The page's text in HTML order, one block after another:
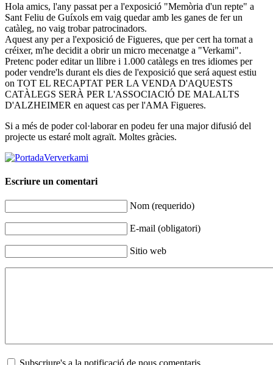
Hola amics, l'any passat per a l'exposició "Memòria d'un repte" a
Sant Feliu de Guíxols em vaig quedar amb les ganes de fer un
catàleg, no vaig trobar patrocinadors.
Aquest any per a l'exposició de Figueres, que per cert ha tornat a
créixer, m'he decidit a obrir un micro mecenatge a "Verkami".
Pretenc poder editar un llibre i 1.000 catàlegs en tres idiomes per
poder vendre'ls durant els dies de l'exposició que será aquest estiu
on TOT EL RECAPTAT PER LA VENDA D'AQUESTS
CATÀLEGS SERÀ PER L'ASSOCIACIÓ DE MALALTS
D'ALZHEIMER en aquest cas per l'AMA Figueres.
Si a més de poder col·laborar en podeu fer una major difusió del
projecte us estaré molt agraït. Moltes gràcies.
verkami
Escriure un comentari
Nom (requerido)
E-mail (obligatori)
Sitio web